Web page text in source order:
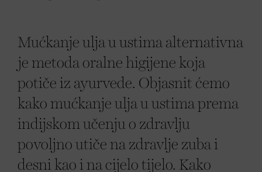
Mućkanje ulja u ustima alternativna
je metoda oralne higijene koja
potiče iz ayurvede. Objasnit ćemo
kako mućkanje ulja u ustima prema
indijskom učenju o zdravlju
povoljno utiče na zdravlje zuba i
desni kao i na cijelo tijelo. Kako